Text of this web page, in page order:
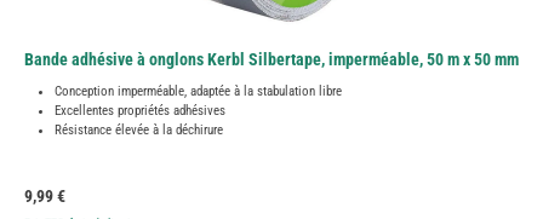
Bande adhésive à onglons Kerbl Silbertape, imperméable, 50 m x 50 mm
Conception imperméable, adaptée à la stabulation libre
Excellentes propriétés adhésives
Résistance élevée à la déchirure
Prix régulier :
9,99 €